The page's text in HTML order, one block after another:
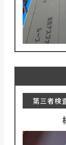
第三者検